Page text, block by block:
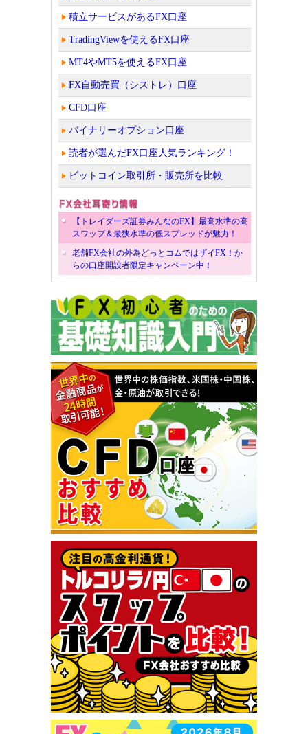
積立サービスがあるFX口座
TradingViewを使えるFX口座
MT4やMT5を使えるFX口座
FX自動売買（シストレ）口座
CFD口座
バイナリーオプション口座
読者が選んだFX口座人気ランキング！
ビットコイン取引所・販売所を比較
【トレイダーズ証券みんなのFX】最高水準の高
スワップ＆最狭水準の低スプレッドが魅力！
老舗FX会社の外為どっとコムではザイFX！か
らの口座開設者限定キャンペーン中！